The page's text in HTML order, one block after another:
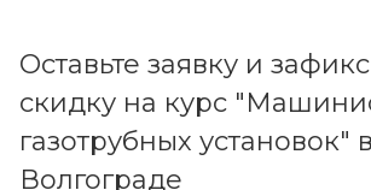
Оставьте заявку и
скидку на курс
газотрубных установок" в
Волгограде